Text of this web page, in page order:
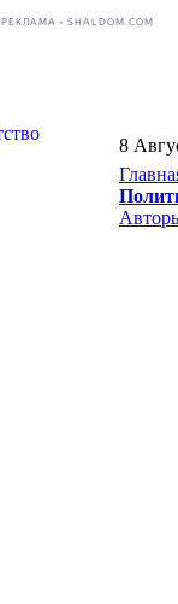
РЕКЛАМА • SHALDOM.COM
8